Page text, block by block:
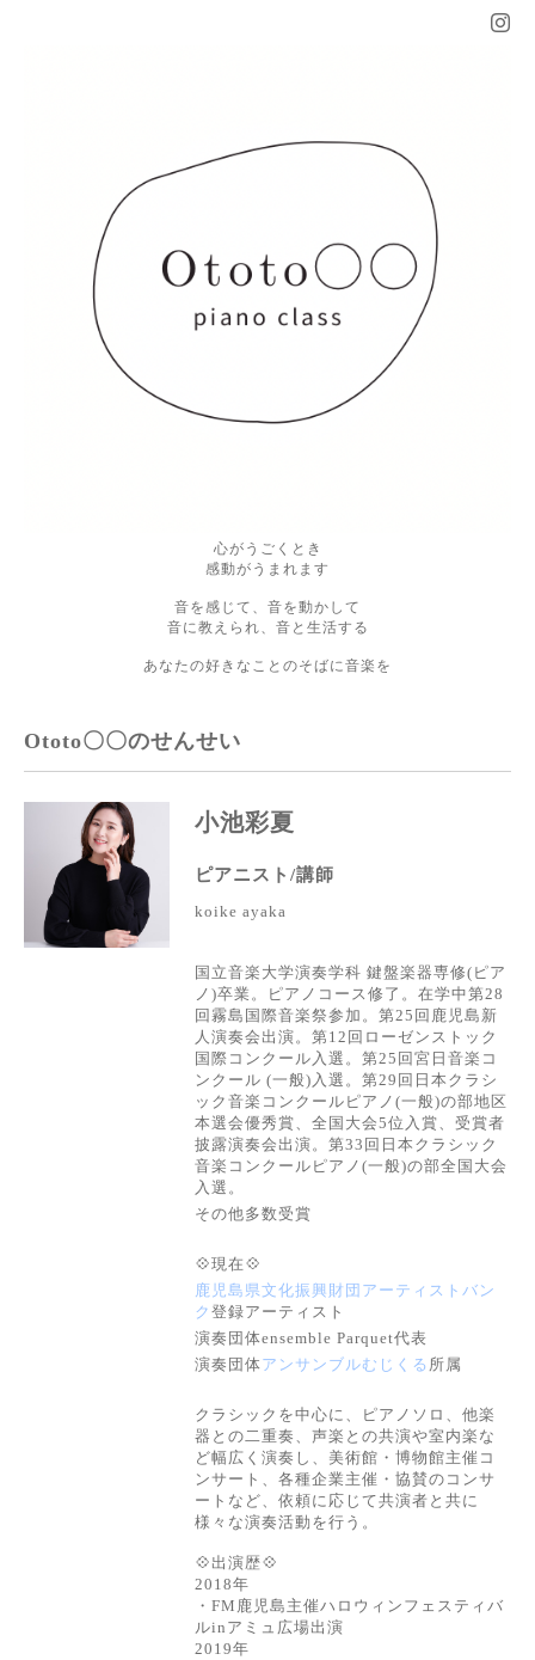
心がうごくとき
感動がうまれます
音を感じて、音を動かして
音に教えられ、音と生活する
あなたの好きなことのそばに音楽を
Ototo〇〇のせんせい
小池彩夏
ピアニスト/講師
koike ayaka
国立音楽大学演奏学科 鍵盤楽器専修( ピア
ノ )卒業。ピアノコース修了。在学中第28
回霧島国際音楽祭参加。 第25 回鹿児島新
人演奏会出演。 第 12 回ローゼンストック
国際コンクール入選。 第25 回宮日音楽コ
ンクール (一般) 入選。 第29 回日本クラシ
ック音楽コンクール ピアノ (一般)の部地区
本選会優秀賞、 全国大会5位入賞、受賞者
披露演奏会出演。第33回日本クラシック
音楽コンクールピアノ(一般)の部全国大会
入選。
その他多数受賞
💠現在💠
鹿児島県文化振興財団アーティストバン
ク 登録アーティスト
演奏団体ensemble Parquet代表
演奏団体アンサンブルむじくる 所属
クラシックを中心に、ピアノソロ、他楽
器との二重奏、声楽との共演や室内楽な
ど幅広く演奏し、美術館・博物館主催コ
ンサート、各種企業主催・協賛のコンサ
ートなど、依頼に応じて共演者と共に
様々な演奏活動を行う。
💠出演歴💠
2018年
・FM 鹿児島主催ハロウィンフェスティバ
ルin アミュ広場出演
2019年